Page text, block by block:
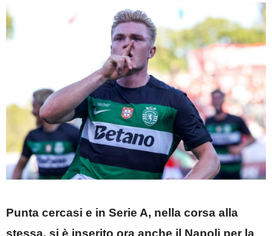
Punta cercasi e in Serie A, nella corsa alla
stessa, si è inserito ora anche il Napoli per la